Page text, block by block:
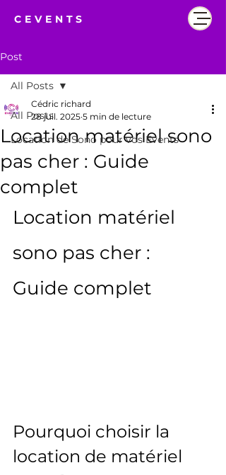
CEVENTS
Post
All Posts
Location de Sono pour vos Events
All Posts
Location matériel sono
pas cher : Guide
complet
Cédric richard
28 juil. 2025 5 min de lecture
Location matériel
sono pas cher :
Guide complet
Pourquoi choisir la
location de matériel